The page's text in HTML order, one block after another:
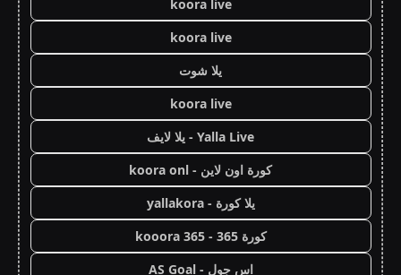
koora live
koora live
يلا شوت
koora live
Yalla Live - يلا لايف
كورة اون لاين - koora onl
يلا كورة - yallakora
كورة 365 - kooora 365
اس جول - AS Goal